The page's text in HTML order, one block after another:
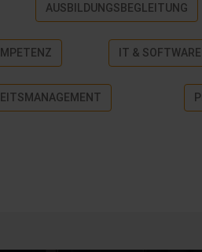
AUSBILDUNGSBEGLEITUNG
IT & SOFTWARE